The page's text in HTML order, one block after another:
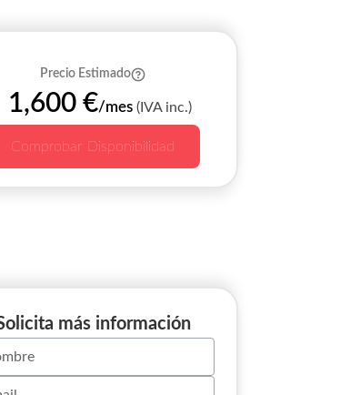
Precio Estimado
1,600 €/mes (IVA inc.)
Comprobar Disponibilidad
más información